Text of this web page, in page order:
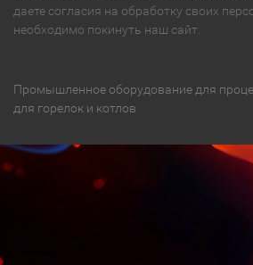
даете согласия на обработку своих
необходимо покинуть наш сайт.
Промышленное оборудование для
для горелок и котлов